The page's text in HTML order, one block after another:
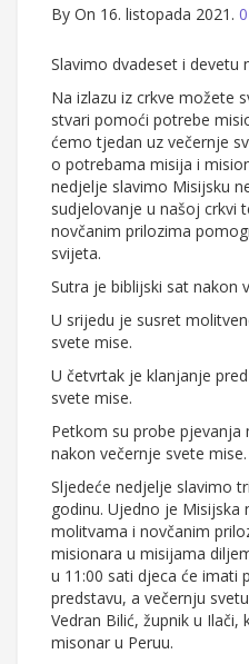
By On 16. listopada 2021. 0
Slavimo dvadeset i devetu
Na izlazu iz crkve možete
stvari pomoći potrebe
ćemo tjedan uz večernje
o potrebama misija i
nedjelje slavimo Misijsku
sudjelovanje u našoj crkvi
novčanim prilozima
svijeta.
Sutra je biblijski sat nakon
U srijedu je susret
svete mise.
U četvrtak je klanjanje
svete mise.
Petkom su probe
nakon večernje svete mise.
Sljedeće nedjelje slavimo
godinu. Ujedno je Misijska
molitvama i novčanim
misionara u misijama
u 11:00 sati djeca će imati
predstavu, a večernju
Vedran Bilić, župnik u
misonar u Peruu.